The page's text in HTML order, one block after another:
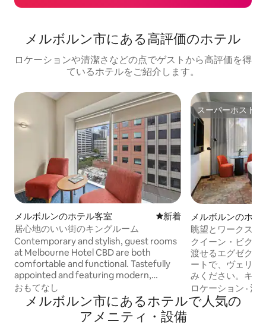
メルボルン市にある高⁠評⁠価⁠のホ⁠テ⁠ル
ロケーションや清潔さなどの点でゲストから高評価を得
ているホテルをご紹介します。
メルボルンのホテル客室 新しい宿泊先
新着
居心地のいい街のキングルーム
Contemporary and stylish, guest rooms
at Melbourne Hotel CBD are both
comfortable and functional. Tastefully
appointed and featuring modern,
spacious design, each guest room
provides a private, peaceful retreat
from the hustle and bustle o f city life.
Guest rooms feature air-conditioning,
おもてなし
スーパーホスト
スーパーホスト
メルボルンのホテ
眺望とワークスペ
ティブ・エレベー
クイーン・ビクト
渡せるエグゼクテ
ートで、ヴェリウ
みください。キン
ツインサイズベ
適なシーティング
レミアムスイー
ロケーション ·清
メルボルン市にあるホ⁠テ⁠ル⁠で人⁠気⁠の
ア⁠メ⁠ニ⁠テ⁠ィ⁠・設⁠備